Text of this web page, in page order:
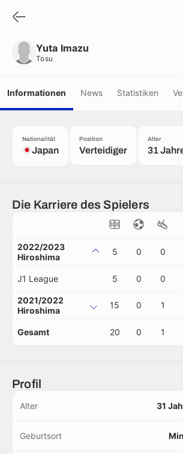
Yuta Imazu
Tosu
Informationen News Statistiken
Nationalität
Japan
Position
Verteidiger
Alter
31
Die Karriere des Spielers
2022/2023
Hiroshima
5 0 0
J1 League 5 0 0
2021/2022
Hiroshima
15 0 1
Gesamt 20 0 1
Profil
Alter 31
Geburtsort